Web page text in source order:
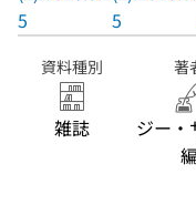
5
5
資料種別
雑誌
著
ジー・
編